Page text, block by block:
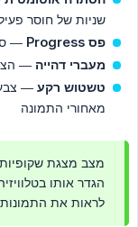
שניות של חוסר
פס Progress
—
מעברי דהייה —
טשטוש רקע —
מאחורי התמונה
מצב מצגת
הגדר אותו
לראות את